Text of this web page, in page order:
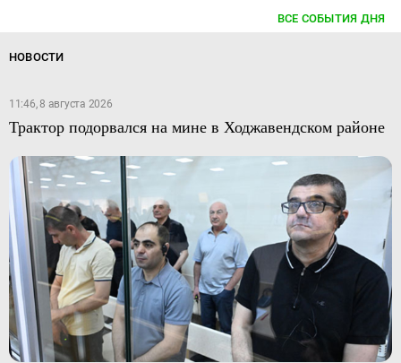
ВСЕ СОБЫТИЯ ДНЯ
НОВОСТИ
11:46, 8 августа 2026
Трактор подорвался на мине в Ходжавендском районе